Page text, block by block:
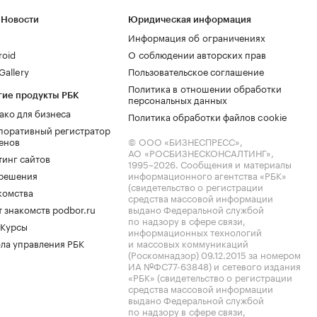
продукты РБК
для бизнеса
регистратор
сайтов
знакомств podbor.ru
управления РБК
Юридическая информация
Информация об ограничениях
О соблюдении авторских прав
Пользовательское соглашение
Политика в отношении обработки
персональных данных
Политика обработки файлов cookie
© ООО «БИЗНЕСПРЕСС»,
АО «РОСБИЗНЕСКОНСАЛТИНГ»,
1995–2026. Сообщения и материалы
информационного агентства «РБК»
(свидетельство о регистрации
средства массовой информации
выдано Федеральной службой
по надзору в сфере связи,
информационных технологий
и массовых коммуникаций
(Роскомнадзор) 09.12.2015 за номером
ИА №ФС77-63848) и сетевого издания
«РБК» (свидетельство о регистрации
средства массовой информации
выдано Федеральной службой
по надзору в сфере связи,